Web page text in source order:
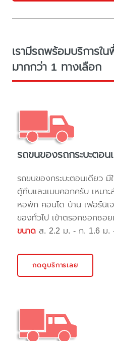
เรามีรถพร้อมบริการใ
มากกว่า 1 ทางเลือก
รถขนของรถกระบะตอน
รถขนของกระบะตอนเดียว มี
ตู้ทึบและแบบคอกครับ เหมา
หอพัก คอนโด บ้าน เฟอร์นิเ
ของทั่วไป เข้าตรอกซอกซอ
ขนาด ส. 2.2 ม. - ก. 1.6 ม.
กดดูบริการเลย